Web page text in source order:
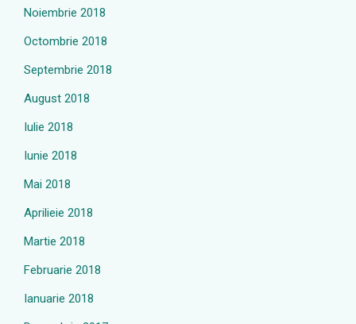
Noiembrie 2018
Octombrie 2018
Septembrie 2018
August 2018
Iulie 2018
Iunie 2018
Mai 2018
Aprilieie 2018
Martie 2018
Februarie 2018
Ianuarie 2018